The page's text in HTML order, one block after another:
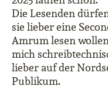
Die Lesenden
sie lieber eine
Amrum lesen
mich
lieber auf der
Publikum.